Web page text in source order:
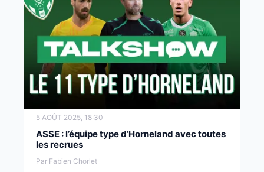
5 AOÛT 2025, 18:30
ASSE : l’équipe type d’Horneland avec toutes
les recrues
Par Fabien Chorlet